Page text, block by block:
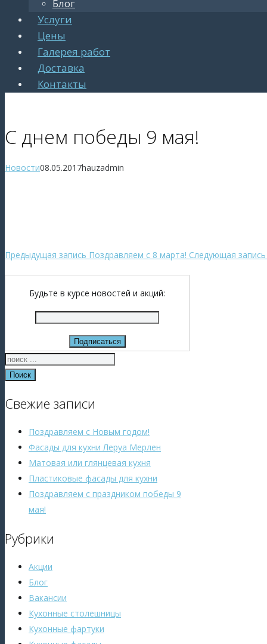
Блог
Услуги
Цены
Галерея работ
Доставка
Контакты
С днем победы 9 мая!
Новости08.05.2017hauzadmin
Предыдущая запись Поздравляем с 8 марта! Следующая запись
Будьте в курсе новостей и акций:
Поиск
Свежие записи
Поздравляем с Новым годом!
Фасады для кухни Леруа Мерлен
Матовая или глянцевая кухня
Пластиковые фасады для кухни
Поздравляем с праздником победы 9
мая!
Рубрики
Акции
Блог
Вакансии
Кухонные столешницы
Кухонные фартуки